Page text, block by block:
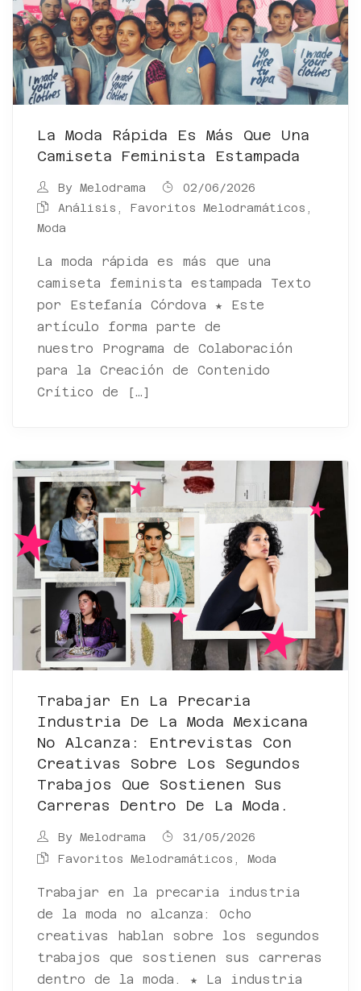
La Moda Rápida Es Más Que Una
Camiseta Feminista Estampada
By Melodrama
02/06/2026
Análisis , Favoritos Melodramáticos ,
Moda
La moda rápida es más que una
camiseta feminista estampada Texto
por Estefanía Córdova ★ Este
artículo forma parte de
nuestro Programa de Colaboración
para la Creación de Contenido
Crítico de […]
Trabajar En La Precaria
Industria De La Moda Mexicana
No Alcanza: Entrevistas Con
Creativas Sobre Los Segundos
Trabajos Que Sostienen Sus
Carreras Dentro De La Moda.
By Melodrama
31/05/2026
Favoritos Melodramáticos , Moda
Trabajar en la precaria industria
de la moda no alcanza: Ocho
creativas hablan sobre los segundos
trabajos que sostienen sus carreras
dentro de la moda. ★ La industria